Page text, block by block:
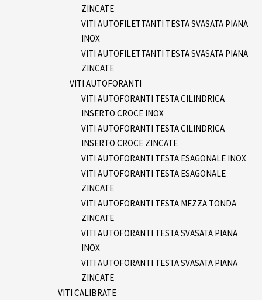
ZINCATE
VITI AUTOFILETTANTI TESTA SVASATA PIANA
INOX
VITI AUTOFILETTANTI TESTA SVASATA PIANA
ZINCATE
VITI AUTOFORANTI
VITI AUTOFORANTI TESTA CILINDRICA
INSERTO CROCE INOX
VITI AUTOFORANTI TESTA CILINDRICA
INSERTO CROCE ZINCATE
VITI AUTOFORANTI TESTA ESAGONALE INOX
VITI AUTOFORANTI TESTA ESAGONALE
ZINCATE
VITI AUTOFORANTI TESTA MEZZA TONDA
ZINCATE
VITI AUTOFORANTI TESTA SVASATA PIANA
INOX
VITI AUTOFORANTI TESTA SVASATA PIANA
ZINCATE
VITI CALIBRATE